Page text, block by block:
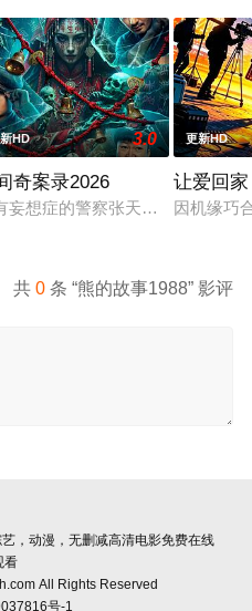
离奇的神像杀人事件，勘案过
HD 3.0
奇案录2026
妄想症的警察张天盛遇上一起离
更新HD
让爱回家
因机缘巧
共0 条 “熊的故事1988” 影评
，动漫，无删减高清电影免费在线
看
All Rights Reserved
号-1